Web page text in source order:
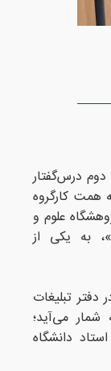
درس‌گفتار
همت کارگروه
علوم و
به یکی از
تبلیغات
می‌آید؛
دانشگاه